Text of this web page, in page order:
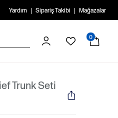
Yardım Sipariş Takibi Mağazalar
0
Trunk Seti